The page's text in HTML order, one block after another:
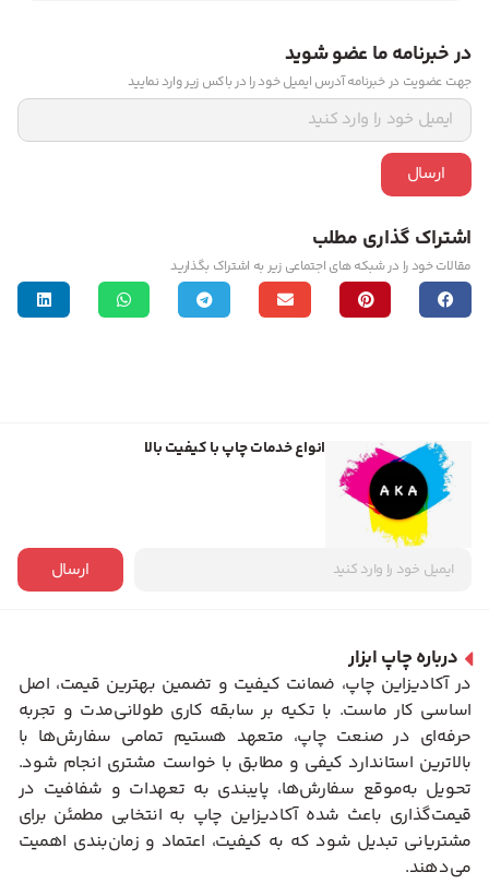
در خبرنامه ما عضو شوید
جهت عضویت در خبرنامه آدرس ایمیل خود را در باکس زیر وارد نمایید
ارسال
اشتراک گذاری مطلب
مقالات خود را در شبکه های اجتماعی زیر به اشتراک بگذارید
انواع خدمات چاپ با کیفیت بالا
ارسال
درباره چاپ ابزار
در آکادیزاین چاپ، ضمانت کیفیت و تضمین بهترین قیمت، اصل
اساسی کار ماست. با تکیه بر سابقه کاری طولانی‌مدت و تجربه
حرفه‌ای در صنعت چاپ، متعهد هستیم تمامی سفارش‌ها با
بالاترین استاندارد کیفی و مطابق با خواست مشتری انجام شود.
تحویل به‌موقع سفارش‌ها، پایبندی به تعهدات و شفافیت در
قیمت‌گذاری باعث شده آکادیزاین چاپ به انتخابی مطمئن برای
مشتریانی تبدیل شود که به کیفیت، اعتماد و زمان‌بندی اهمیت
می‌دهند.